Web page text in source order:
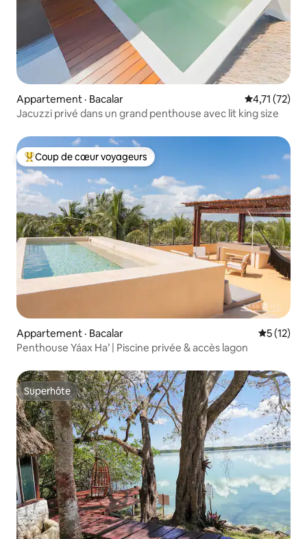
Appartement · Bacalar Note
4,71 (72)
Jacuzzi privé dans un grand penthouse avec lit king size
Coup de cœur voyageurs parmi les plus aimés
Coup de cœur voyageurs
Appartement · Bacalar Note
5 (12)
Penthouse Yáax Ha’ | Piscine privée & accès lagon
Superhôte
Superhôte